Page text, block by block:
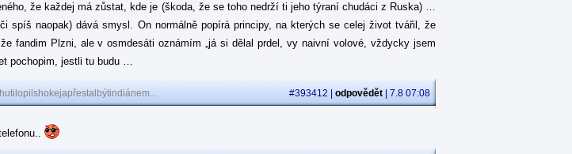
že každej má zůstat, kde je (škoda, že se toho nedrží ti jeho týraní chudáci z Ruska) …
spíš naopak) dává smysl. On normálně popírá principy, na kterých se celej život tvářil, že
fandim Plzni, ale v osmdesáti oznámím „já si dělal prdel, vy naivní volové, vždycky jsem
pochopim, jestli tu budu …
#393412 | odpovědět | 7.8 07:08